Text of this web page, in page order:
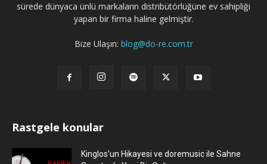
sürede dünyaca ünlü markaların distribütörlüğüne ev sahipliği
yapan bir firma haline gelmiştir.
Bize Ulaşın: blog@do-re.com.tr
Rastgele konular
Kinglos’un Hikayesi ve doremusic ile Sahne